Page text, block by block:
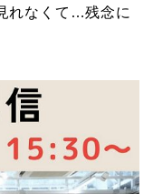
れなくて…残念に